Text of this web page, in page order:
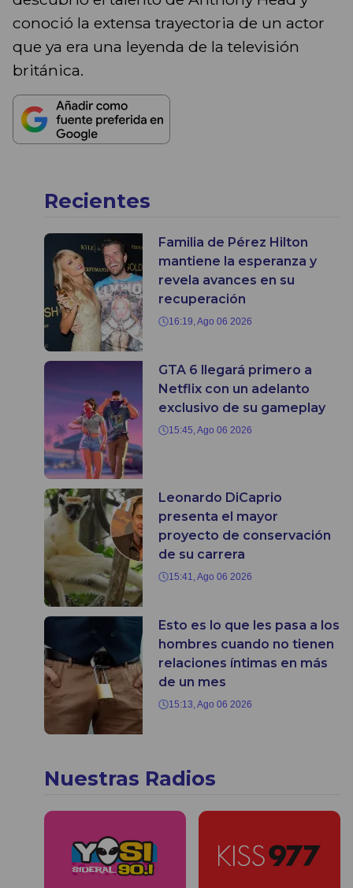
conoció la extensa trayectoria de un actor
que ya era una leyenda de la televisión
británica.
Recientes
Familia de Pérez Hilton
mantiene la esperanza y
revela avances en su
recuperación
16:19, Ago 06 2026
GTA 6 llegará primero a
Netflix con un adelanto
exclusivo de su gameplay
15:45, Ago 06 2026
Leonardo DiCaprio
presenta el mayor
proyecto de conservación
de su carrera
15:41, Ago 06 2026
Esto es lo que les pasa a los
hombres cuando no tienen
relaciones íntimas en más
de un mes
15:13, Ago 06 2026
Nuestras Radios